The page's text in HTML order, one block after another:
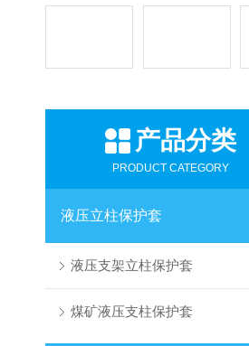
产品分类
PRODUCT CATEGORY
液压立柱保护套
液压支架立柱保护套
煤矿液压支柱保护套